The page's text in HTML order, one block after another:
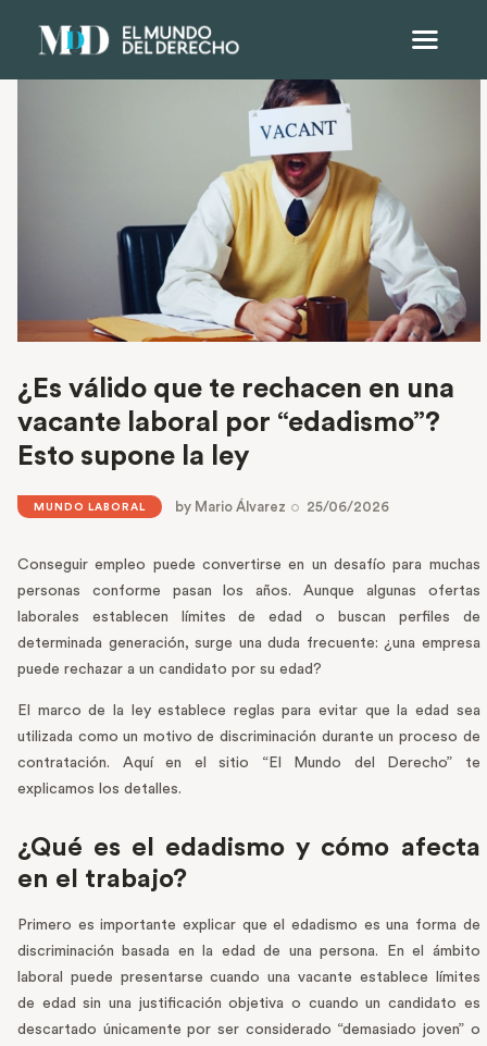
¿Es válido que te rechacen en una
vacante laboral por “edadismo”?
Esto supone la ley
MUNDO LABORAL by Mario Álvarez 25/06/2026
Conseguir empleo puede convertirse en un desafío para muchas
personas conforme pasan los años. Aunque algunas ofertas
laborales establecen límites de edad o buscan perfiles de
determinada generación, surge una duda frecuente: ¿una empresa
puede rechazar a un candidato por su edad?
El marco de la ley establece reglas para evitar que la edad sea
utilizada como un motivo de discriminación durante un proceso de
contratación. Aquí en el sitio “El Mundo del Derecho” te
explicamos los detalles.
¿Qué es el edadismo y cómo afecta
en el trabajo?
Primero es importante explicar que el edadismo es una forma de
discriminación basada en la edad de una persona. En el ámbito
laboral puede presentarse cuando una vacante establece límites
de edad sin una justificación objetiva o cuando un candidato es
descartado únicamente por ser considerado “demasiado joven” o